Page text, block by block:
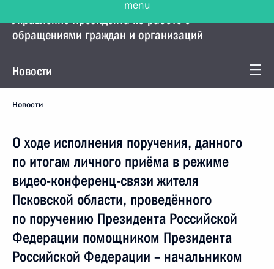
Управление Президента по работе с
обращениями граждан и организаций
Новости
Новости
О ходе исполнения поручения, данного
по итогам личного приёма в режиме
видео-конференц-связи жителя
Псковской области, проведённого
по поручению Президента Российской
Федерации помощником Президента
Российской Федерации – начальником